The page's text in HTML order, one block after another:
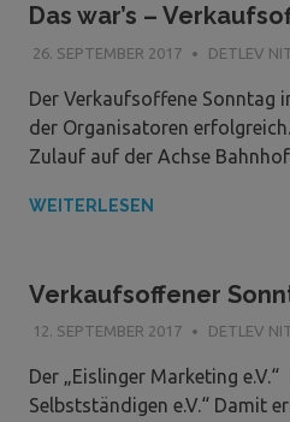
Das war’s –
26. SEPTEMBER 2017 DETLEV
Der Verkaufsoffene Sonntag
der Organisatoren
Zulauf auf der Achse
WEITERLESEN
Verkaufsoffener
12. SEPTEMBER 2017 DETLEV
Der „Eislinger Marketing
Selbstständigen e.V.“ Damit